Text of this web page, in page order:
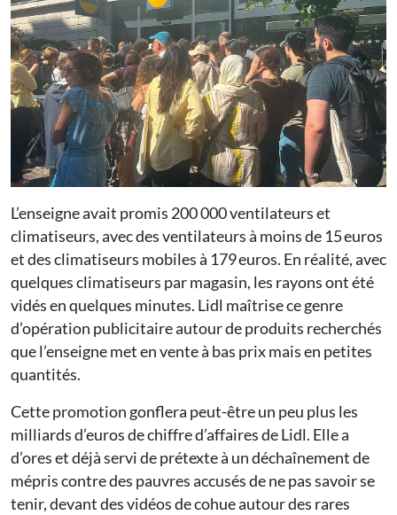
L’enseigne avait promis 200 000 ventilateurs et
climatiseurs, avec des ventilateurs à moins de 15 euros
et des climatiseurs mobiles à 179 euros. En réalité, avec
quelques climatiseurs par magasin, les rayons ont été
vidés en quelques minutes. Lidl maîtrise ce genre
d’opération publicitaire autour de produits recherchés
que l’enseigne met en vente à bas prix mais en petites
quantités.
Cette promotion gonflera peut-être un peu plus les
milliards d’euros de chiffre d’affaires de Lidl. Elle a
d’ores et déjà servi de prétexte à un déchaînement de
mépris contre des pauvres accusés de ne pas savoir se
tenir, devant des vidéos de cohue autour des rares